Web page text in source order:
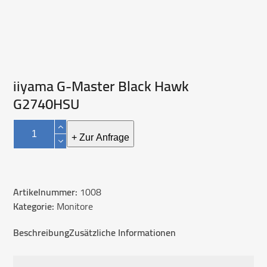
iiyama G-Master Black Hawk
G2740HSU
iiyama
Master
G2740HSU
Menge
+ Zur Anfrage
Artikelnummer: 1008
Kategorie: Monitore
BeschreibungZusätzliche Informationen